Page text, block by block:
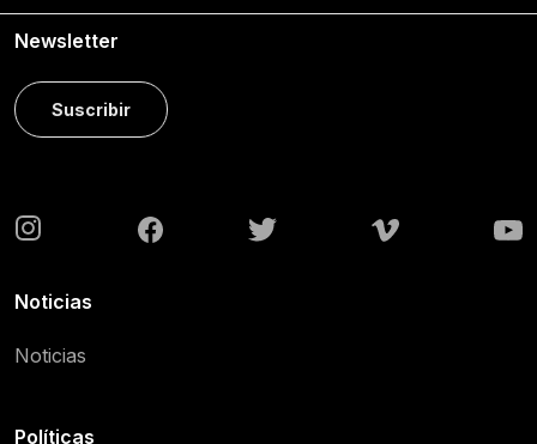
Newsletter
Suscribir
Noticias
Noticias
Políticas